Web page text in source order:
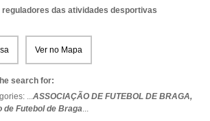
das atividades desportivas
Ver no Mapa
search for:
...ASSOCIAÇÃO DE FUTEBOL DE BRAGA,
de Futebol de Braga...